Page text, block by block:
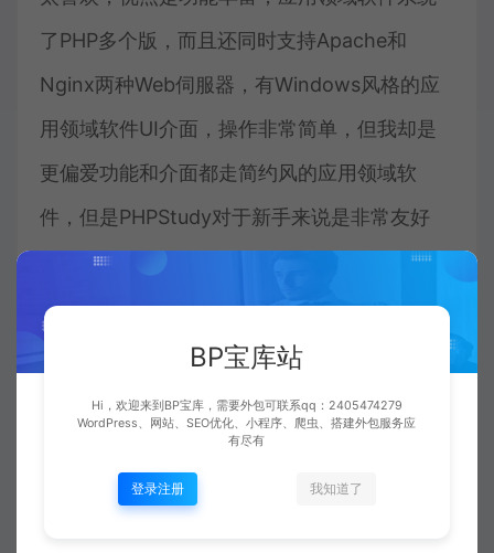
了PHP多个版，而且还同时支持Apache和
Nginx两种Web伺服器，有Windows风格的应
用领域软件UI介面，操作非常简单，但我却是
更偏爱功能和介面都走简约风的应用领域软
件，但是PHPStudy对于新手来说是非常友好
BP宝库站
Hi，欢迎来到BP宝库，需要外包可联系qq：2405474279
WordPress、网站、SEO优化、小程序、爬虫、搭建外包服务应
有尽有
登录注册 我知道了